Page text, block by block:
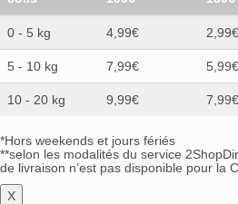
0 - 5 kg 4,99€ 2,99€
5 - 10 kg 7,99€ 5,99€
10 - 20 kg 9,99€ 7,99€
*Hors weekends et jours fériés
**selon les modalités du service
de livraison n’est pas disponible pour la
X